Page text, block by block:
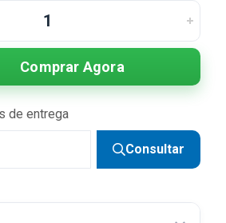
Comprar Agora
de entrega
Consultar